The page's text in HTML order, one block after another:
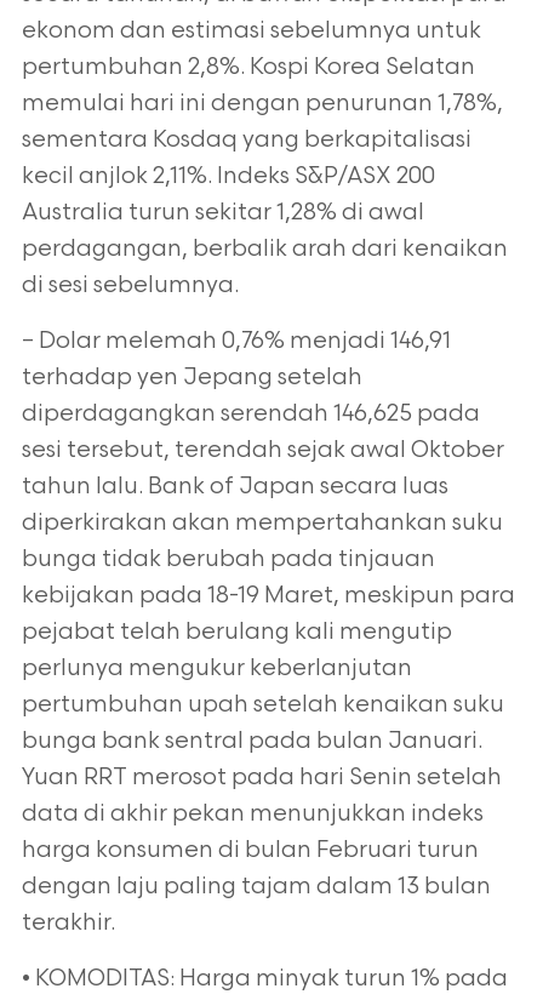
ekonom dan estimasi sebelumnya untuk
pertumbuhan 2,8%. Kospi Korea Selatan
memulai hari ini dengan penurunan 1,78%,
sementara Kosdaq yang berkapitalisasi
kecil anjlok 2,11%. Indeks S&P/ASX 200
Australia turun sekitar 1,28% di awal
perdagangan, berbalik arah dari kenaikan
di sesi sebelumnya.
– Dolar melemah 0,76% menjadi 146,91
terhadap yen Jepang setelah
diperdagangkan serendah 146,625 pada
sesi tersebut, terendah sejak awal Oktober
tahun lalu. Bank of Japan secara luas
diperkirakan akan mempertahankan suku
bunga tidak berubah pada tinjauan
kebijakan pada 18-19 Maret, meskipun para
pejabat telah berulang kali mengutip
perlunya mengukur keberlanjutan
pertumbuhan upah setelah kenaikan suku
bunga bank sentral pada bulan Januari.
Yuan RRT merosot pada hari Senin setelah
data di akhir pekan menunjukkan indeks
harga konsumen di bulan Februari turun
dengan laju paling tajam dalam 13 bulan
terakhir.
• KOMODITAS: Harga minyak turun 1% pada